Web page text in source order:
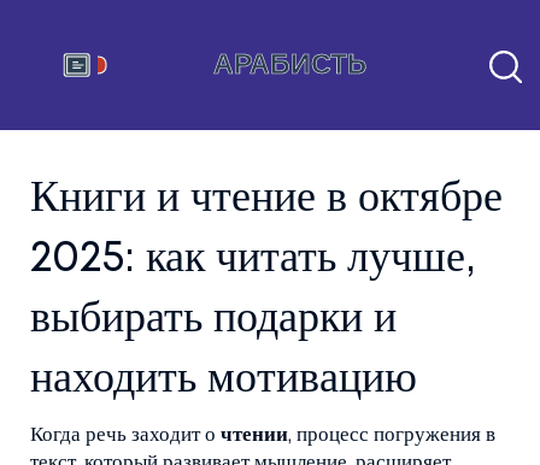
Книги и чтение в октябре
2025: как читать лучше,
выбирать подарки и
находить мотивацию
Когда речь заходит о чтении, процесс погружения в